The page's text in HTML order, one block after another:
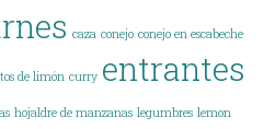
caza conejo conejo en escabeche
de limón curry entrantes
hojaldre de manzanas legumbres lemon